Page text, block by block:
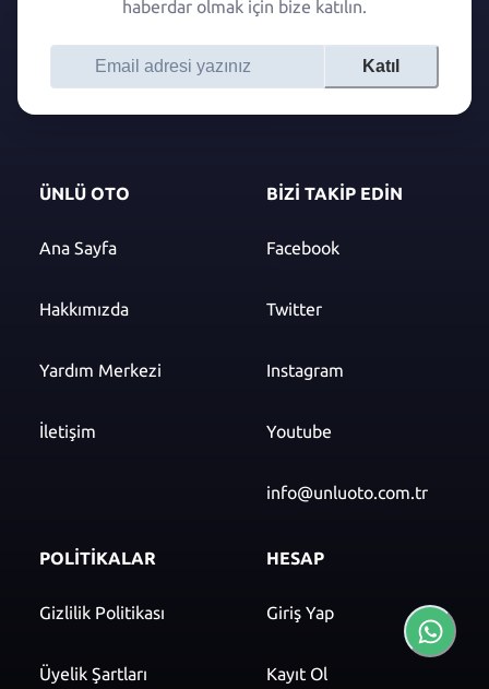
haberdar olmak için bize katılın.
Katıl
ÜNLÜ OTO
Ana Sayfa
Hakkımızda
Yardım Merkezi
İletişim
BİZİ TAKİP EDİN
Facebook
Twitter
Instagram
Youtube
info@unluoto.com.tr
POLİTİKALAR
Gizlilik Politikası
Üyelik Şartları
HESAP
Giriş Yap
Kayıt Ol